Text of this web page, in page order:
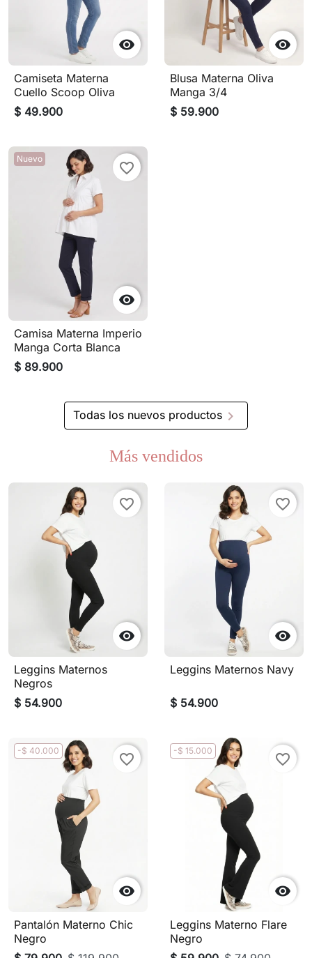

Camiseta Materna
Cuello Scoop Oliva
$ 49.900

Blusa Materna Oliva
Manga 3/4
$ 59.900
Nuevo

favorite_border
Camisa Materna Imperio
Manga Corta Blanca
$ 89.900
Todas los nuevos productos 
Más vendidos

favorite_border
Leggins Maternos
Negros
$ 54.900

favorite_border
Leggins Maternos Navy
$ 54.900
-$ 40.000

favorite_border
Pantalón Materno Chic
Negro
-$ 15.000

favorite_border
Leggins Materno Flare
Negro